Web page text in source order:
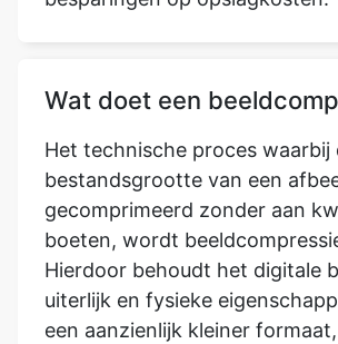
Wat doet een
bestandsgrootte van een
gecomprimeerd zonder aan
boeten, wordt
Hierdoor behoudt het digitale
uiterlijk en fysieke
een aanzienlijk kleiner
ruimte in beslag neemt en
op relevante websites te
De kleinere bestandsgrootte